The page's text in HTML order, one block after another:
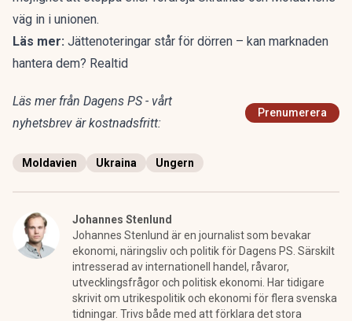
väg in i unionen.
Läs mer: Jättenoteringar står för dörren – kan marknaden
hantera dem? Realtid
Läs mer från Dagens PS - vårt
nyhetsbrev är kostnadsfritt:
Prenumerera
Moldavien Ukraina Ungern
Johannes Stenlund
Johannes Stenlund är en journalist som bevakar
ekonomi, näringsliv och politik för Dagens PS. Särskilt
intresserad av internationell handel, råvaror,
utvecklingsfrågor och politisk ekonomi. Har tidigare
skrivit om utrikespolitik och ekonomi för flera svenska
tidningar. Trivs både med att förklara det stora